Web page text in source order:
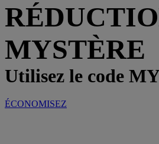
MYSTÈRE
Utilisez le code
ÉCONOMISEZ